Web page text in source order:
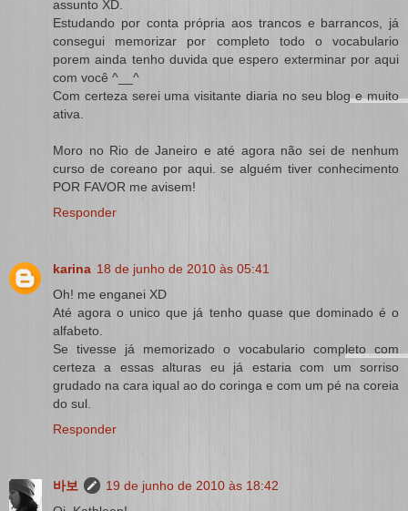
assunto XD.
Estudando por conta própria aos trancos e barrancos, já
consegui memorizar por completo todo o vocabulario
porem ainda tenho duvida que espero exterminar por aqui
com você ^__^
Com certeza serei uma visitante diaria no seu blog e muito
ativa.
Moro no Rio de Janeiro e até agora não sei de nenhum
curso de coreano por aqui. se alguém tiver conhecimento
POR FAVOR me avisem!
Responder
karina 18 de junho de 2010 às 05:41
Oh! me enganei XD
Até agora o unico que já tenho quase que dominado é o
alfabeto.
Se tivesse já memorizado o vocabulario completo com
certeza a essas alturas eu já estaria com um sorriso
grudado na cara iqual ao do coringa e com um pé na coreia
do sul.
Responder
바보
19 de junho de 2010 às 18:42